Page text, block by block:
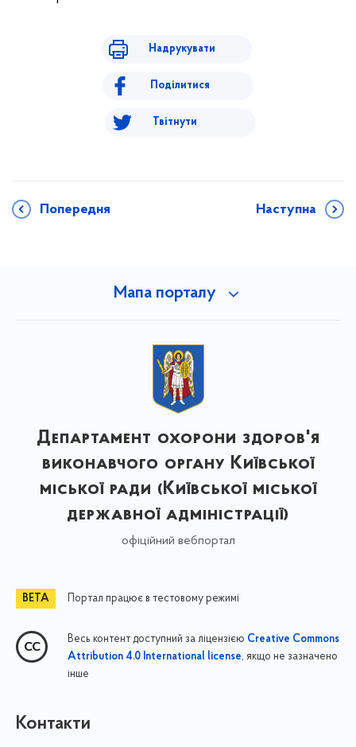
Надрукувати
Поділитися
Твітнути
Попередня Наступна
Мапа порталу
Департамент охорони здоров'я
виконавчого органу Київської
міської ради (Київської міської
державної адміністрації)
офіційний вебпортал
Портал працює в тестовому режимі
Весь контент доступний за ліцензією Creative Commons
Attribution 4.0 International license, якщо не зазначено
інше
Контакти